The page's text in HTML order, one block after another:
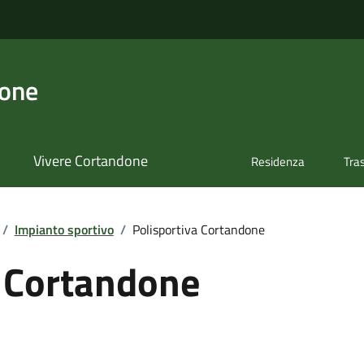
Vivere Cortandone Residenza
/ Impianto sportivo / Polisportiva Cortandone